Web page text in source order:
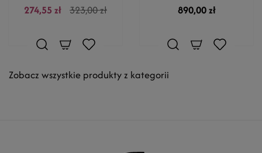
274,55 zł 323,00 zł 890,00 zł
Zobacz wszystkie produkty z kategorii